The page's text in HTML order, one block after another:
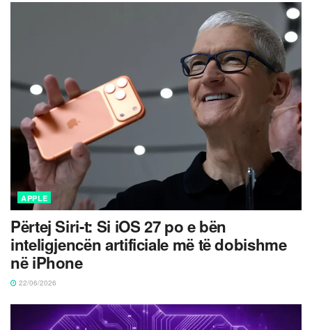
APPLE
Përtej Siri-t: Si iOS 27 po e bën
inteligjencën artificiale më të dobishme
në iPhone
22/06/2026